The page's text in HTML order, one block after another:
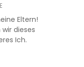
Eltern!
dieses
Ich.